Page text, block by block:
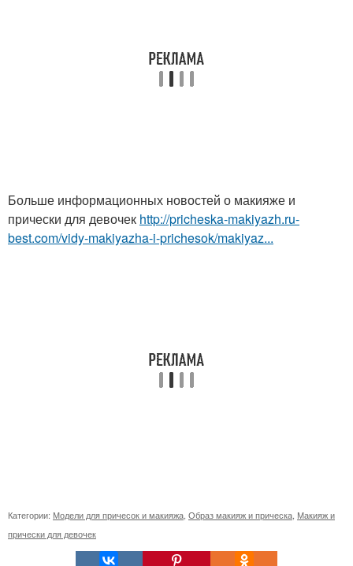
Больше информационных новостей о макияже и
прически для девочек http://pricheska-makiyazh.ru-
best.com/vidy-makiyazha-i-prichesok/makiyaz...
Категории: Модели для причесок и макияжа Образ макияж и прическа Макияж и
прически для девочек